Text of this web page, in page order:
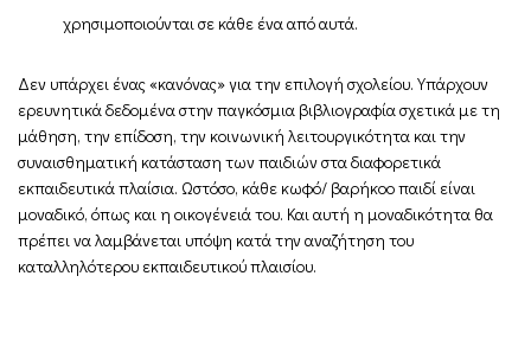
χρησιμοποιούνται σε κάθε ένα από αυτά.
Δεν υπάρχει ένας «κανόνας» για την επιλογή σχολείου. Υπάρχουν
ερευνητικά δεδομένα στην παγκόσμια βιβλιογραφία σχετικά με τη
μάθηση, την επίδοση, την κοινωνική λειτουργικότητα και την
συναισθηματική κατάσταση των παιδιών στα διαφορετικά
εκπαιδευτικά πλαίσια. Ωστόσο, κάθε κωφό/ βαρήκοο παιδί είναι
μοναδικό, όπως και η οικογένειά του. Και αυτή η μοναδικότητα θα
πρέπει να λαμβάνεται υπόψη κατά την αναζήτηση του
καταλληλότερου εκπαιδευτικού πλαισίου.